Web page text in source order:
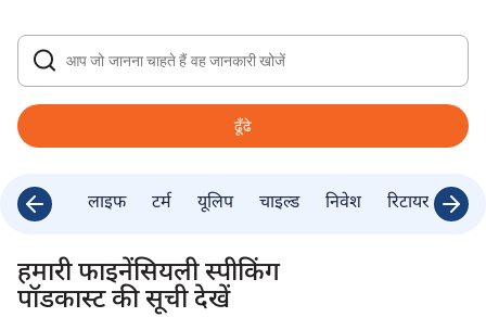
ढूँढे
लाइफ टर्म यूलिप चाइल्ड निवेश रिटायरमेंट
हमारी फाइनेंसियली स्पीकिंग
पॉडकास्ट की सूची देखें